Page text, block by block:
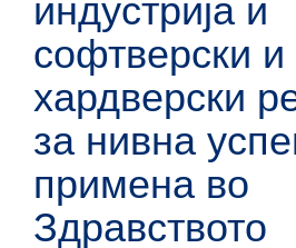
индустрија и
софтверски и
хардверски
за нивна
примена во
Здравството